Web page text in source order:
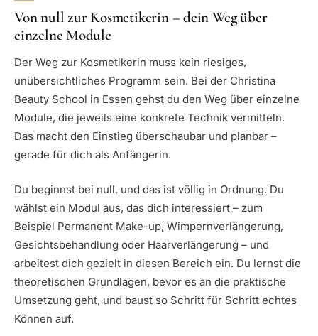
Von null zur Kosmetikerin – dein Weg über
einzelne Module
Der Weg zur Kosmetikerin muss kein riesiges,
unübersichtliches Programm sein. Bei der Christina
Beauty School in Essen gehst du den Weg über einzelne
Module, die jeweils eine konkrete Technik vermitteln.
Das macht den Einstieg überschaubar und planbar –
gerade für dich als Anfängerin.
Du beginnst bei null, und das ist völlig in Ordnung. Du
wählst ein Modul aus, das dich interessiert – zum
Beispiel Permanent Make-up, Wimpernverlängerung,
Gesichtsbehandlung oder Haarverlängerung – und
arbeitest dich gezielt in diesen Bereich ein. Du lernst die
theoretischen Grundlagen, bevor es an die praktische
Umsetzung geht, und baust so Schritt für Schritt echtes
Können auf.